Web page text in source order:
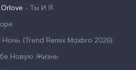
- Ты И Я
(Trend Remix Maxbro 2026)
Новую Жизнь